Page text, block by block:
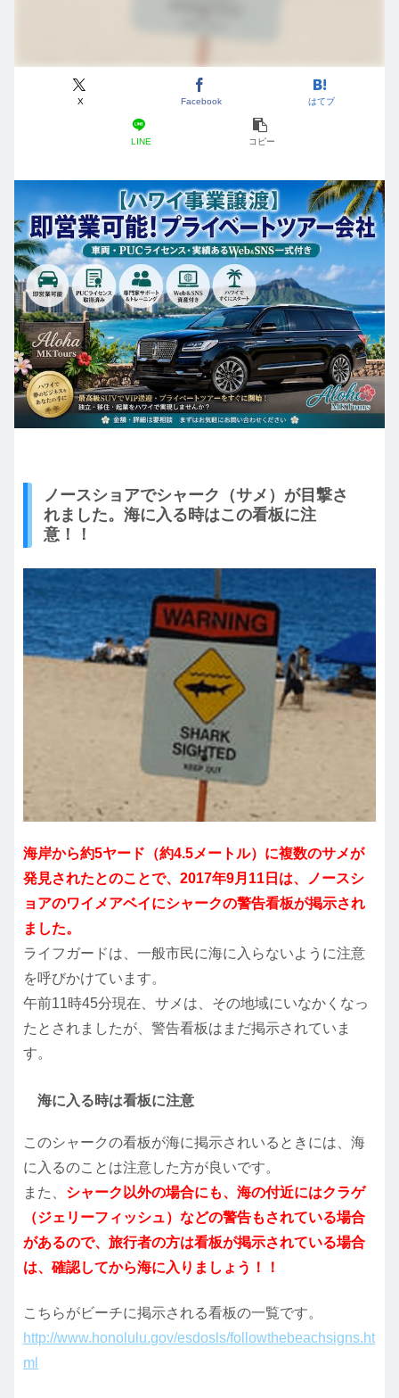
X Facebook はてブ
LINE コピー
ノースショアでシャーク（サメ）が目撃さ
れました。海に入る時はこの看板に注
意！！
海岸から約5ヤード（約4.5メートル）に複数のサメが
発見されたとのことで、2017年9月11日は、ノースシ
ョアのワイメアベイにシャークの警告看板が掲示され
ました。
ライフガードは、一般市民に海に入らないように注意
を呼びかけています。
午前11時45分現在、サメは、その地域にいなかくなっ
たとされましたが、警告看板はまだ掲示されていま
す。
海に入る時は看板に注意
このシャークの看板が海に掲示されいるときには、海
に入るのことは注意した方が良いです。
また、 シャーク以外の場合にも、海の付近にはクラゲ
（ジェリーフィッシュ）などの警告もされている場合
があるので、旅行者の方は看板が掲示されている場合
は、確認してから海に入りましょう！！
こちらがビーチに掲示される看板の一覧です。
http://www.honolulu.gov/esdosls/followthebeachsigns.ht
ml